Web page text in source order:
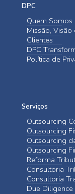
DPC
Quem Somos
Missão, Visão
Clientes
DPC
Política de
Serviços
Outsourcing
Outsourcing
Outsourcing
Outsourcing
Reforma
Consultoria
Consultoria
Due Diligence